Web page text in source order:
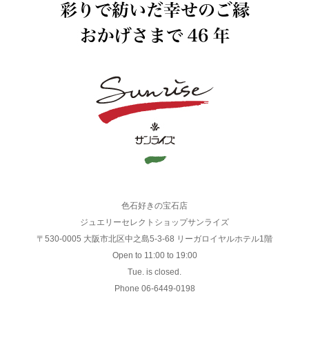
色石好きの宝石店
ジュエリーセレクトショップサンライズ
〒530-0005 大阪市北区中之島5-3-68 リーガロイヤルホテル1階
Open to 11:00 to 19:00
Tue. is closed.
Phone 06-6449-0198